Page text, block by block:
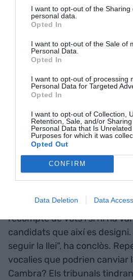
I want to opt-out of the Sharing
personal data.
Opted In
I want to opt-out of the Sale of
Personal Data.
Opted In
I want to opt-out of processing
Personal Data for Targeted
Opted In
I want to opt-out of Collection,
Retention, Sale, and/or
Personal Data that Is
Purposes for which it was
Opted Out
CONFIRM
Data Deletion Data Access
del vot" així com "la integritat
del procés".
Alhora, també s'ha criticat
Consultingnomés ha revisat
més vots, però no les que
"Ningú té la certesa de què
afegit Cuyás. O també que
remota es pengés durant
durant el passat 6 de maig.
que es convoquin noves
recompte de vots i si hi ha
candidats que així es
seguir la llei", ha conclòs.
vocalies que podrien canviar
Cambra? Els tribunals